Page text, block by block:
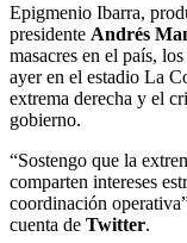
Epigmenio Ibarra,
presidente Andrés
masacres en el país, los
ayer en el estadio La
extrema derecha y el
gobierno.
“Sostengo que la
comparten intereses
coordinación
cuenta de Twitter.